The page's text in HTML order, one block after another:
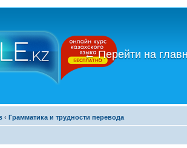
←Перейти на
‹ Грамматика и трудности перевода